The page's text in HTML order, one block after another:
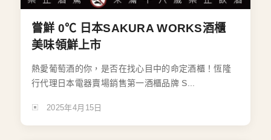
嘗鮮 0℃ 日本SAKURA WORKS酒櫃
美味領鮮上市
熱愛葡萄酒的你，是否在找心目中的命定酒櫃！恆隆
行代理日本電器賣場銷售第一酒櫃品牌 S...
2025年4月15日